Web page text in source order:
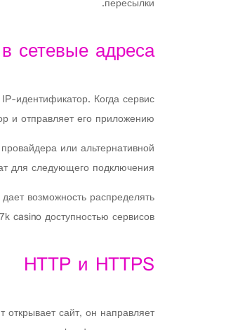
пересылки.
сетевые адреса
идентификатор. Когда сервис
и отправляет его приложению.
или альтернативной
для следующего подключения.
возможность распределять
casino доступностью сервисов.
HTTP и HTTPS
открывает сайт, он направляет